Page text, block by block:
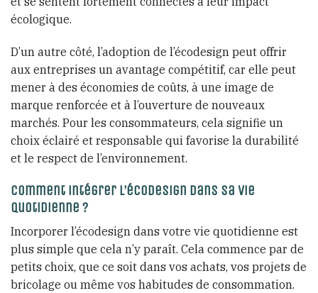
écologique.
D’un autre côté, l’adoption de l’écodesign peut offrir
aux entreprises un avantage compétitif, car elle peut
mener à des économies de coûts, à une image de
marque renforcée et à l’ouverture de nouveaux
marchés. Pour les consommateurs, cela signifie un
choix éclairé et responsable qui favorise la durabilité
et le respect de l’environnement.
Comment intégrer l’écodesign dans sa vie
quotidienne ?
Incorporer l’écodesign dans votre vie quotidienne est
plus simple que cela n’y paraît. Cela commence par de
petits choix, que ce soit dans vos achats, vos projets de
bricolage ou même vos habitudes de consommation.